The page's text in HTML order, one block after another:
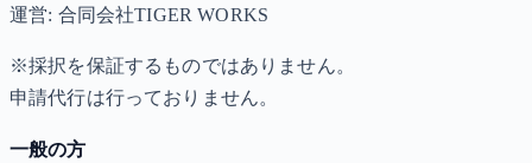
運営: 合同会社TIGER WORKS
※採択を保証するものではありません。
申請代行は行っておりません。
一般の方